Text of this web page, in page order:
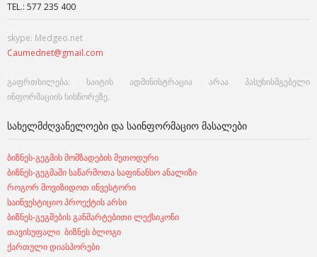
TEL.: 577 235 400
skype: Medgeo.net
Caumednet@gmail.com
გაფრთხილება: საიტის ადმინისტრაცია არაა პასუხისმგებელი
ინფორმაციის სისწორეზე.
ᲡᲐᲮᲔᲚᲛᲫᲦᲕᲐᲜᲔᲚᲝᲔᲑᲘ ᲓᲐ ᲡᲐᲘᲜᲤᲝᲠᲛᲐᲪᲘᲝ ᲛᲐᲡᲐᲚᲔᲑᲘ
ბიზნეს-გეგმის მომზადების მეთოდური
ბიზნეს-გეგმაში საწარმოთა საფინანსო ანალიზი
როგორ მოვიზიდოთ ინვესტორი
საინვესტიციო პროექტის არსი
ბიზნეს-გეგმების განმარტებითი ლექსიკონი
თავისუფალი ბიზნეს ბლოგი
ქართული დიასპორები